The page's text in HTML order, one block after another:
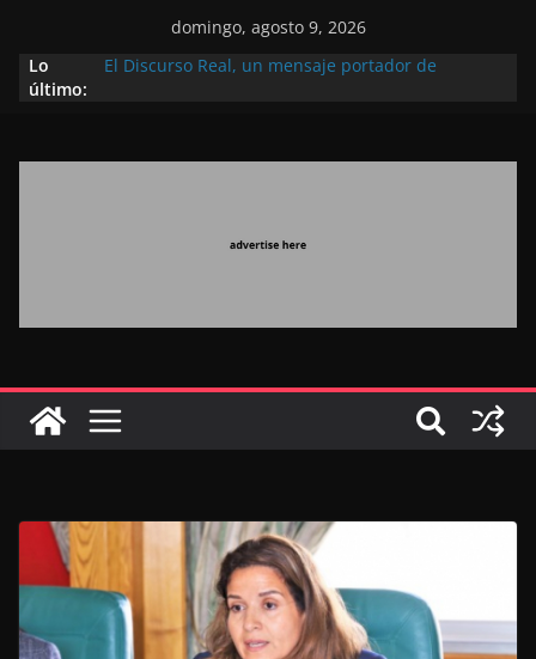
domingo, agosto 9, 2026
Lo
último:
El Discurso Real, un mensaje portador de
Extranjero: al servicio de los grandes proyectos de
Marruecos gracias a una visión estratégica
destinada a consolidar la posición de Marruecos
en una economía mundial competitiva (politólogo
marroquí-estadounidense)